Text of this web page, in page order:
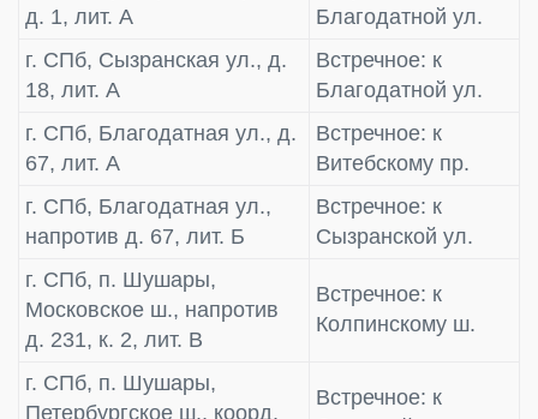
д. 1, лит. А
Благодатной ул.
г. СПб, Сызранская ул., д.
18, лит. А
Встречное: к
Благодатной ул.
г. СПб, Благодатная ул., д.
67, лит. А
Встречное: к
Витебскому пр.
г. СПб, Благодатная ул.,
напротив д. 67, лит. Б
Встречное: к
Сызранской ул.
г. СПб, п. Шушары,
Московское ш., напротив
д. 231, к. 2, лит. В
Встречное: к
Колпинскому ш.
г. СПб, п. Шушары,
Петербургское ш., коорд.
Встречное: к